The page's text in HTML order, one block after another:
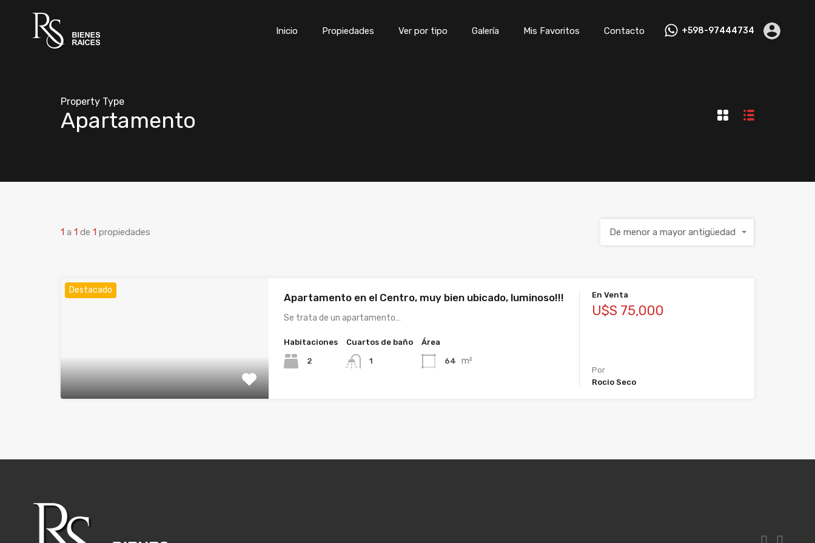
Inicio Propiedades Ver por tipo Galería Mis Favoritos Contacto +598-97444734
Property Type
Apartamento
1 a 1 de 1 propiedades De menor a mayor antigüedad
Destacado
Apartamento en el Centro, muy bien ubicado, luminoso!!!
Se trata de un apartamento…
Habitaciones
2
Cuartos de baño
1
Área
64 m²
En Venta
U$S 75,000
Por
Rocio Seco